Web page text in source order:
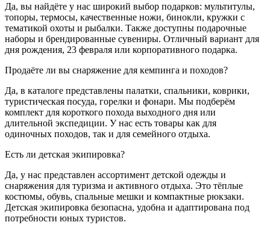
Да, вы найдёте у нас широкий выбор подарков: мультитулы,
топоры, термосы, качественные ножи, бинокли, кружки с
тематикой охоты и рыбалки. Также доступны подарочные
наборы и брендированные сувениры. Отличный вариант для
дня рождения, 23 февраля или корпоративного подарка.
Продаёте ли вы снаряжение для кемпинга и походов?
Да, в каталоге представлены палатки, спальники, коврики,
туристическая посуда, горелки и фонари. Мы подберём
комплект для короткого похода выходного дня или
длительной экспедиции. У нас есть товары как для
одиночных походов, так и для семейного отдыха.
Есть ли детская экипировка?
Да, у нас представлен ассортимент детской одежды и
снаряжения для туризма и активного отдыха. Это тёплые
костюмы, обувь, спальные мешки и компактные рюкзаки.
Детская экипировка безопасна, удобна и адаптирована под
потребности юных туристов.